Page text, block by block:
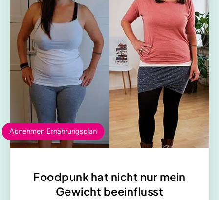
Abnehmen Ernährungsplan
Foodpunk hat nicht nur mein
Gewicht beeinflusst